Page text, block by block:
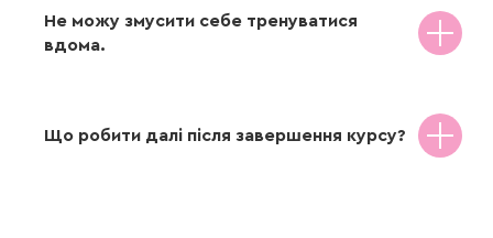
Не можу змусити себе тренуватися
вдома.
Що робити далі після завершення курсу?